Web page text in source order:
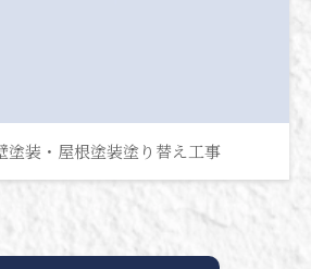
装・屋根塗装塗り替え工事